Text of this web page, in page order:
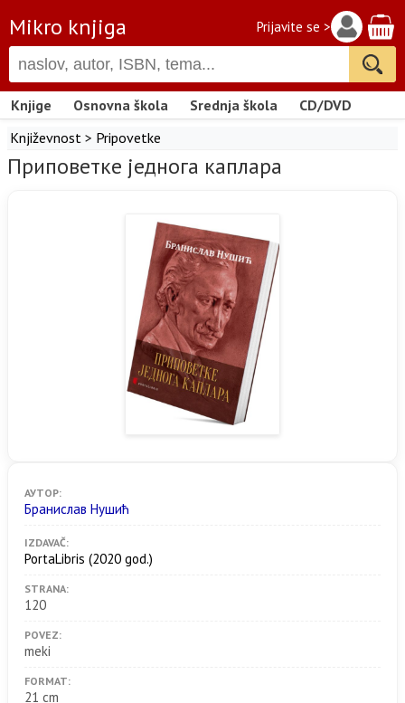
Mikro knjiga Prijavite se >
Knjige Osnovna škola Srednja škola
CD/DVD
Književnost > Pripovetke
Приповетке једногa каплара
АУТОР:
Бранислав Нушић
IZDAVAČ:
PortaLibris (2020 god.)
STRANA:
120
POVEZ:
meki
FORMAT:
21 cm